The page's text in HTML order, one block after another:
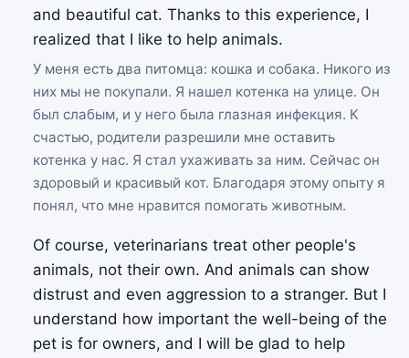
and beautiful cat. Thanks to this experience, I
realized that I like to help animals.
У меня есть два питомца: кошка и собака. Никого из
них мы не покупали. Я нашел котенка на улице. Он
был слабым, и у него была глазная инфекция. К
счастью, родители разрешили мне оставить
котенка у нас. Я стал ухаживать за ним. Сейчас он
здоровый и красивый кот. Благодаря этому опыту я
понял, что мне нравится помогать животным.
Of course, veterinarians treat other people's
animals, not their own. And animals can show
distrust and even aggression to a stranger. But I
understand how important the well-being of the
pet is for owners, and I will be glad to help